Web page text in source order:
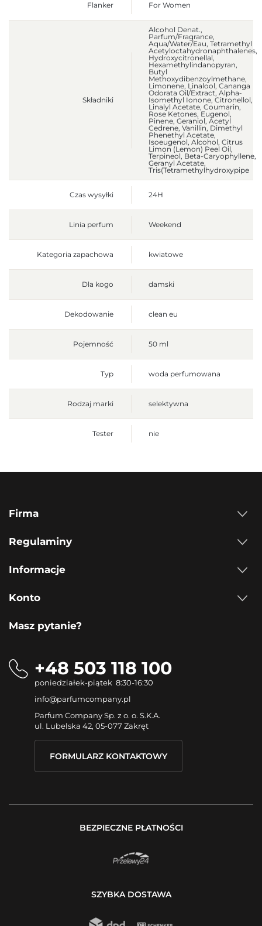
Flanker For Women
Składniki
Alcohol Denat.,
Parfum/Fragrance,
Aqua/Water/Eau, Tetramethyl
Acetyloctahydronaphthalenes,
Hydroxycitronellal,
Hexamethylindanopyran,
Butyl
Methoxydibenzoylmethane,
Limonene, Linalool, Cananga
Odorata Oil/Extract, Alpha-
Isomethyl Ionone, Citronellol,
Linalyl Acetate, Coumarin,
Rose Ketones, Eugenol,
Pinene, Geraniol, Acetyl
Cedrene, Vanillin, Dimethyl
Phenethyl Acetate,
Isoeugenol, Alcohol, Citrus
Limon (Lemon) Peel Oil,
Terpineol, Beta-Caryophyllene,
Geranyl Acetate,
Tris(Tetramethylhydroxypipe
Czas wysyłki 24H
Linia perfum Weekend
Kategoria zapachowa kwiatowe
Dla kogo damski
Dekodowanie clean eu
Pojemność 50 ml
Typ woda perfumowana
Rodzaj marki selektywna
Tester nie
Firma
Regulaminy
Informacje
Konto
Masz pytanie?
+48 503 118 100
poniedziałek-piątek 8:30-16:30
info@parfumcompany.pl
Parfum Company Sp. z o. o. S.K.A.
ul. Lubelska 42, 05-077 Zakręt
FORMULARZ KONTAKTOWY
BEZPIECZNE PŁATNOŚCI
SZYBKA DOSTAWA